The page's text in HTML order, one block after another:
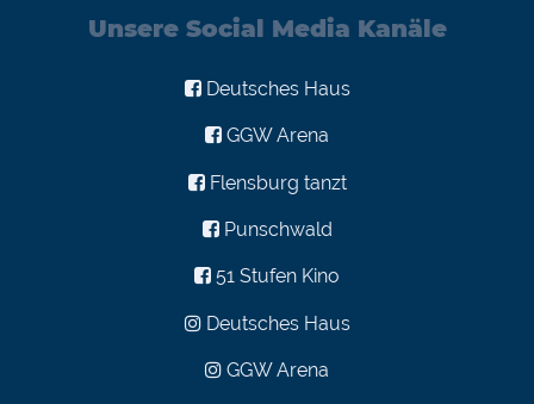
Unsere Social Media Kanäle
Deutsches Haus
GGW Arena
Flensburg tanzt
Punschwald
51 Stufen Kino
Deutsches Haus
GGW Arena